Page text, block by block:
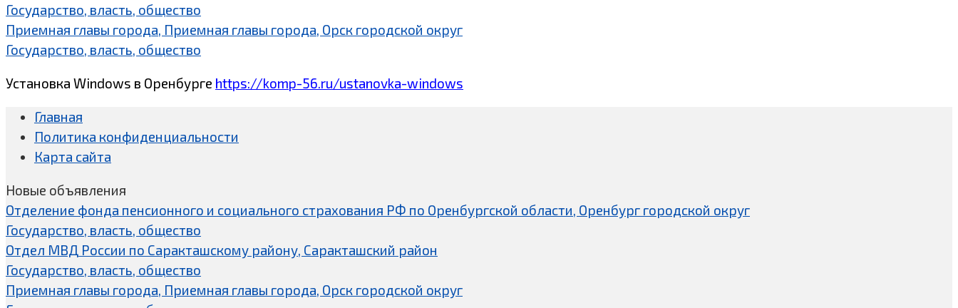
Государство, власть, общество
Приемная главы города, Приемная главы города, Орск городской округ
Государство, власть, общество
Установка Windows в Оренбурге https://komp-56.ru/ustanovka-windows
Главная
Политика конфиденциальности
Карта сайта
Новые объявления
Отделение фонда пенсионного и социального страхования РФ по Оренбургской области, Оренбург городской округ
Государство, власть, общество
Отдел МВД России по Саракташскому району, Саракташский район
Государство, власть, общество
Приемная главы города, Приемная главы города, Орск городской округ